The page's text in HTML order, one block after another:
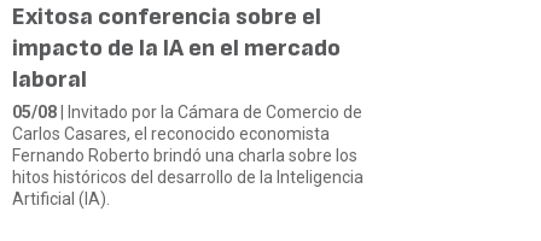
Exitosa conferencia sobre el
impacto de la IA en el mercado
laboral
05/08| Invitado por la Cámara de Comercio de
Carlos Casares, el reconocido economista
Fernando Roberto brindó una charla sobre los
hitos históricos del desarrollo de la Inteligencia
Artificial (IA).